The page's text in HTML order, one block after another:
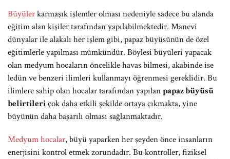
Büyülerkarmaşık işlemler olması nedeniyle sadece bu alanda
eğitim alan kişiler tarafından yapılabilmektedir. Manevi
dünyalar ile alakalı her işlem gibi, papaz büyüsünün de özel
eğitimlerle yapılması mümkündür. Böylesi büyüleri yapacak
olan medyum hocaların öncelikle havas bilmesi, akabinde ise
ledün ve benzeri ilimleri kullanmayı öğrenmesi gereklidir. Bu
ilimlere sahip olan hocalar tarafından yapılanpapaz büyüsü
belirtileriçok daha etkili şekilde ortaya çıkmakta, yine
büyünün daha başarılı olması sağlanmaktadır.
Medyum hocalar, büyü yaparken her şeyden önce insanların
enerjisini kontrol etmek zorundadır. Bu kontroller, fiziksel